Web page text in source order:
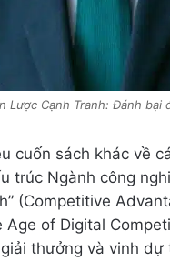
Lược Cạnh Tranh: Đánh
cuốn sách khác về
trúc Ngành công
(Competitive
Age of Digital
thưởng và vinh